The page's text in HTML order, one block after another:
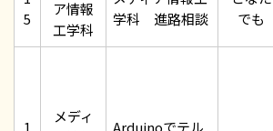
5
ア情報
工学科
学科 進路相談
でも
メディ